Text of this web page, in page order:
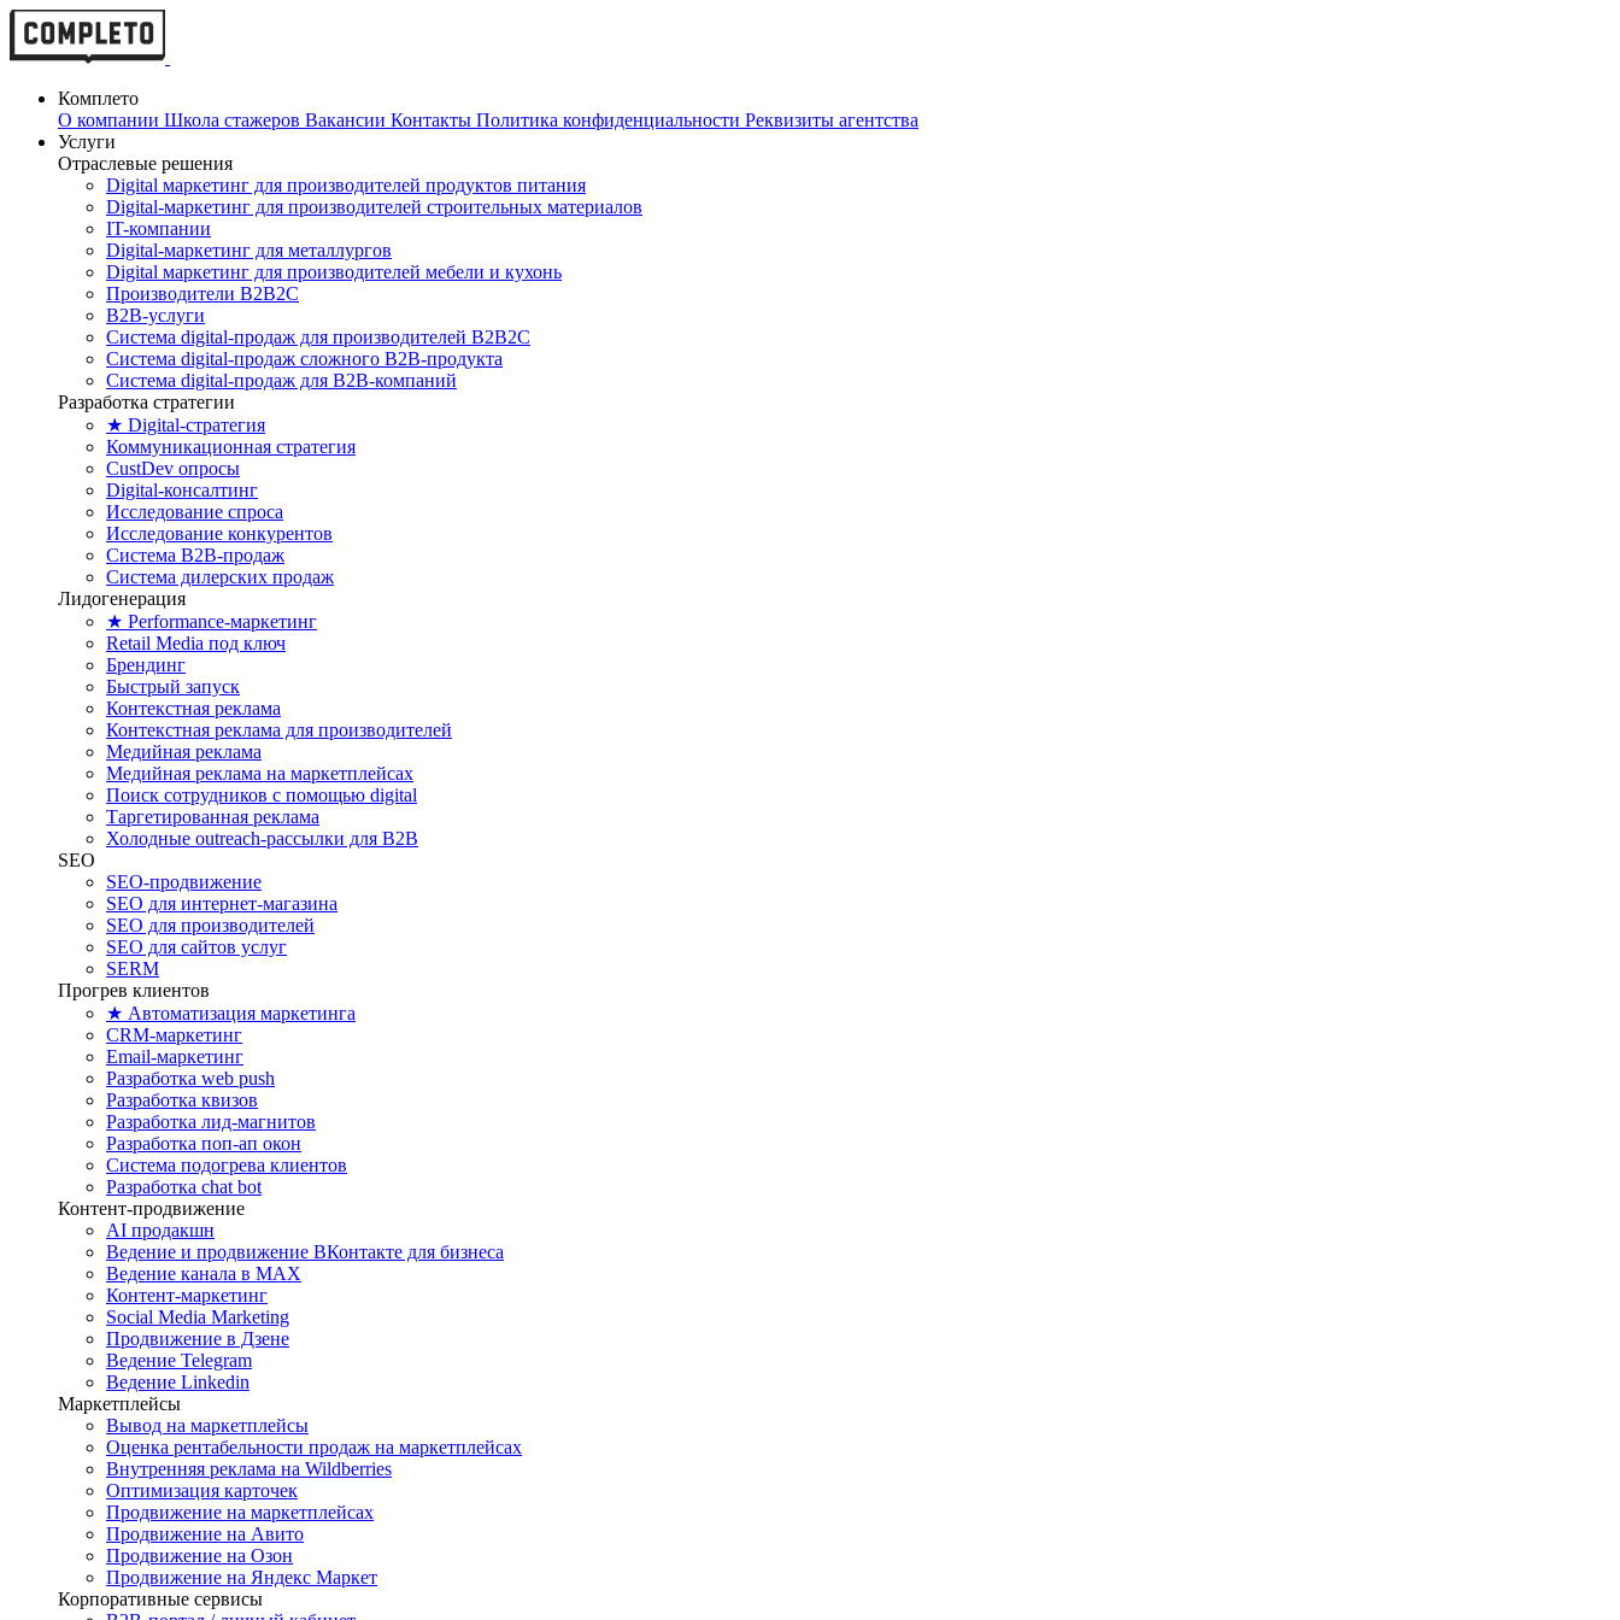
Комплето
О компании Школа стажеров Вакансии Контакты Политика конфиденциальности Реквизиты агентства
Услуги
Отраслевые решения
Digital маркетинг для производителей продуктов питания
Digital-маркетинг для производителей строительных материалов
IT-компании
Digital-маркетинг для металлургов
Digital маркетинг для производителей мебели и кухонь
Производители B2B2C
B2B-услуги
Cистема digital-продаж для производителей B2B2C
Система digital-продаж сложного B2B-продукта
Система digital-продаж для B2B-компаний
Разработка стратегии
★ Digital-стратегия
Коммуникационная стратегия
CustDev опросы
Digital-консалтинг
Исследование спроса
Исследование конкурентов
Система B2B-продаж
Система дилерских продаж
Лидогенерация
★ Performance-маркетинг
Retail Media под ключ
Брендинг
Быстрый запуск
Контекстная реклама
Контекстная реклама для производителей
Медийная реклама
Медийная реклама на маркетплейсах
Поиск сотрудников с помощью digital
Таргетированная реклама
Холодные outreach-рассылки для B2B
SEO
SEO-продвижение
SEO для интернет-магазина
SEO для производителей
SEO для сайтов услуг
SERM
Прогрев клиентов
★ Автоматизация маркетинга
CRM-маркетинг
Email-маркетинг
Разработка web push
Разработка квизов
Разработка лид-магнитов
Разработка поп-ап окон
Система подогрева клиентов
Разработка chat bot
Контент-продвижение
AI продакшн
Ведение и продвижение ВКонтакте для бизнеса
Ведение канала в MAX
Контент-маркетинг
Social Media Marketing
Продвижение в Дзене
Ведение Telegram
Ведение Linkedin
Маркетплейсы
Вывод на маркетплейсы
Оценка рентабельности продаж на маркетплейсах
Внутренняя реклама на Wildberries
Оптимизация карточек
Продвижение на маркетплейсах
Продвижение на Авито
Продвижение на Озон
Продвижение на Яндекс Маркет
Корпоративные сервисы